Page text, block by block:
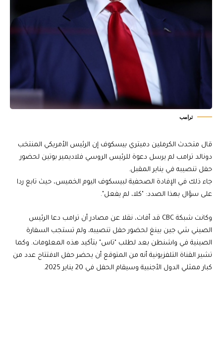
ترامب
قال متحدث الكرملين دميتري بيسكوف إن الرئيس الأمريكي المنتخب
دونالد ترامب لم يرسل دعوة للرئيس الروسي فلاديمير بوتين لحضور
حفل تنصيبه في يناير المقبل.
جاء ذلك في الإفادة الصحفية لبيسكوف اليوم الخميس، حيث تابع ردا
على سؤال بهذا الصدد: "كلا، لم يفعل".
وكانت شبكة CBC قد أفات، نقلا عن مصادر أن ترامب دعا الرئيس
الصيني شي جين بينغ لحضور حفل تنصيبه، ولم تستجب السفارة
الصينية في واشنطن بعد لطلب "تاس" بتأكيد هذه المعلومات. وكما
تشير القناة التلفزيونية أنه من المتوقع أن يحضر حفل الافتتاح عدد من
كبار ممثلي الدول الأجنبية وسيقام الحفل في 20 يناير 2025.